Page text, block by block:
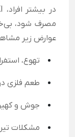
مصرف شود،
عوارض زیر
تهوع،
طعم فلزی
جوش و کهیر
مشکلات